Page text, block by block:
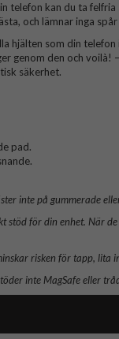
telefon kan du ta
och lämnar inga
hjälten som din
genom den och voilà!
säkerhet.
pad.
inte på gummerade
stöd för din enhet. När
risken för tapp, lita
inte MagSafe eller